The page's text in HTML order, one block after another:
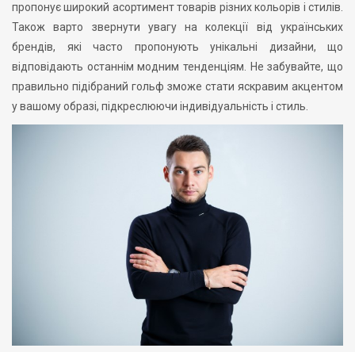
пропонує широкий асортимент товарів різних кольорів і стилів.
Також варто звернути увагу на колекції від українських
брендів, які часто пропонують унікальні дизайни, що
відповідають останнім модним тенденціям. Не забувайте, що
правильно підібраний гольф зможе стати яскравим акцентом
у вашому образі, підкреслюючи індивідуальність і стиль.